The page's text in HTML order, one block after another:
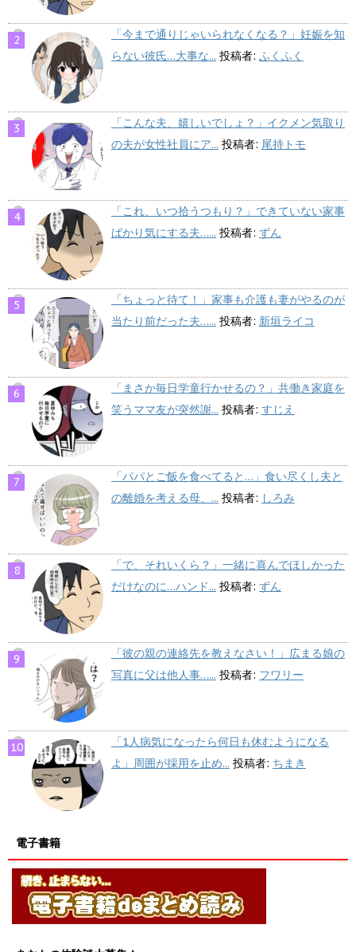
「今まで通りじゃいられなくなる？」妊娠を知
らない彼氏…大事な... 投稿者: ふくふく
「こんな夫、嬉しいでしょ？」イクメン気取り
の夫が女性社員にア... 投稿者: 尾持トモ
「これ、いつ拾うつもり？」できていない家事
ばかり気にする夫…... 投稿者: ずん
「ちょっと待て！」家事も介護も妻がやるのが
当たり前だった夫…... 投稿者: 新垣ライコ
「まさか毎日学童行かせるの？」共働き家庭を
笑うママ友が突然謝... 投稿者: すじえ
「パパとご飯を食べてると…」食い尽くし夫と
の離婚を考える母、... 投稿者: しろみ
「で、それいくら？」一緒に喜んでほしかった
だけなのに…ハンド... 投稿者: ずん
「彼の親の連絡先を教えなさい！」広まる娘の
写真に父は他人事…... 投稿者: フワリー
「1人病気になったら何日も休むようになる
よ」周囲が採用を止め... 投稿者: ちまき
電子書籍